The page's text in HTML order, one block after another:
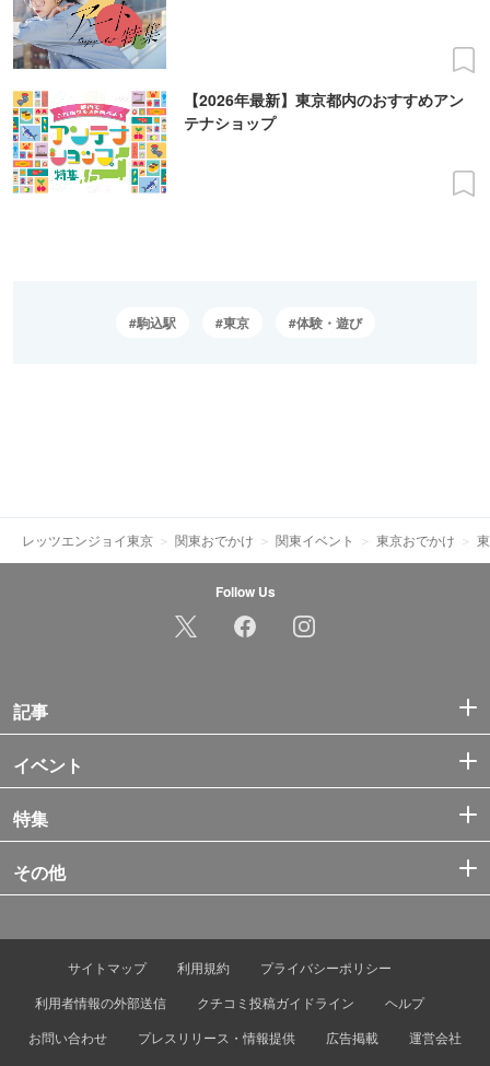
【2026年最新】東京都内のおすすめアン
テナショップ
駒込駅 東京 体験・遊び
レッツエンジョイ東京 関東おでかけ 関東イベント 東京おでかけ
Follow Us
記事
イベント
特集
その他
サイトマップ 利用規約
プライバシーポリシー
利用者情報の外部送信
クチコミ投稿ガイドライン
ヘルプ
お問い合わせ
プレスリリース・情報提供 広告掲載 運営会社